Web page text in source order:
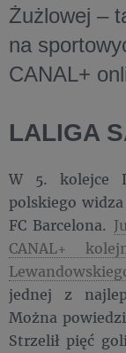
Żużlowej –
na
CANAL+
LALIGA
W 5. kolejce
polskiego
FC Barcelona.
CANAL+
jednej z
Można
Strzelił pięć